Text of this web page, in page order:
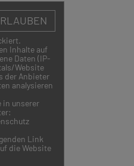
Inhalte auf
Daten (IP-
Website
der Anbieter
analysieren
in unserer
Link
die Website